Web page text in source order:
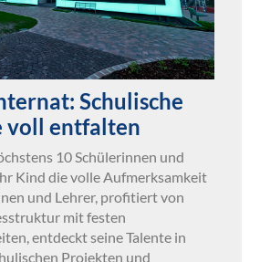
Schulische
voll entfalten
10 Schülerinnen und
Kind die volle Aufmerksamkeit
und Lehrer, profitiert von
mit festen
entdeckt seine Talente in
Projekten und